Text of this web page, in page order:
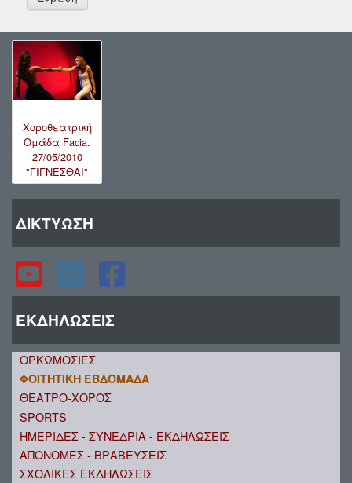
Χοροθεατρική
Ομάδα Facia.
27/05/2010
"ΓΙΓΝΕΣΘΑΙ"
ΔΙΚΤΥΩΣΗ
ΕΚΔΗΛΩΣΕΙΣ
ΟΡΚΩΜΟΣΙΕΣ
ΦΟΙΤΗΤΙΚΗ ΕΒΔΟΜΑΔΑ
ΘΕΑΤΡΟ-ΧΟΡΟΣ
SPORTS
ΗΜΕΡΙΔΕΣ - ΣΥΝΕΔΡΙΑ - ΕΚΔΗΛΩΣΕΙΣ
ΑΠΟΝΟΜΕΣ - ΒΡΑΒΕΥΣΕΙΣ
ΣΧΟΛΙΚΕΣ ΕΚΔΗΛΩΣΕΙΣ